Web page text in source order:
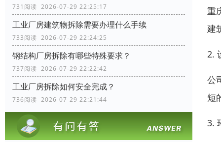
731阅读 2026-07-29 22:25:17
工业厂房建筑物拆除需要办理什么手续
733阅读 2026-07-29 22:24:25
钢结构厂房拆除有哪些特殊要求？
737阅读 2026-07-29 22:22:42
工业厂房拆除如何安全完成？
736阅读 2026-07-29 22:21:44
重
建
2.
公
短
3.